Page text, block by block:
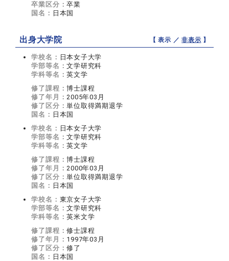
卒業区分：卒業
国名： 日本国
出身大学院 【 表示 ／非表示 】
学校名： 日本女子大学
学部等名：文学研究科
学科等名：英文学
修了課程：博士課程
修了年月：2005年03月
修了区分：単位取得満期退学
国名： 日本国
学校名： 日本女子大学
学部等名：文学研究科
学科等名：英文学
修了課程：博士課程
修了年月：2000年03月
修了区分：単位取得満期退学
国名： 日本国
学校名： 東京女子大学
学部等名：文学研究科
学科等名：英米文学
修了課程：修士課程
修了年月： 1997年03月
修了区分：修了
国名： 日本国